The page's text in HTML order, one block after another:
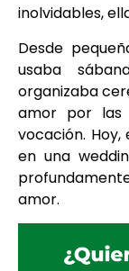
inolvidables,
Desde
usaba
organizaba
amor por las
vocación.
en una
amor.